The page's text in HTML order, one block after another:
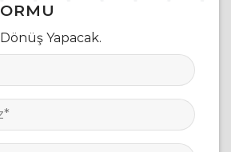
Yapacak.